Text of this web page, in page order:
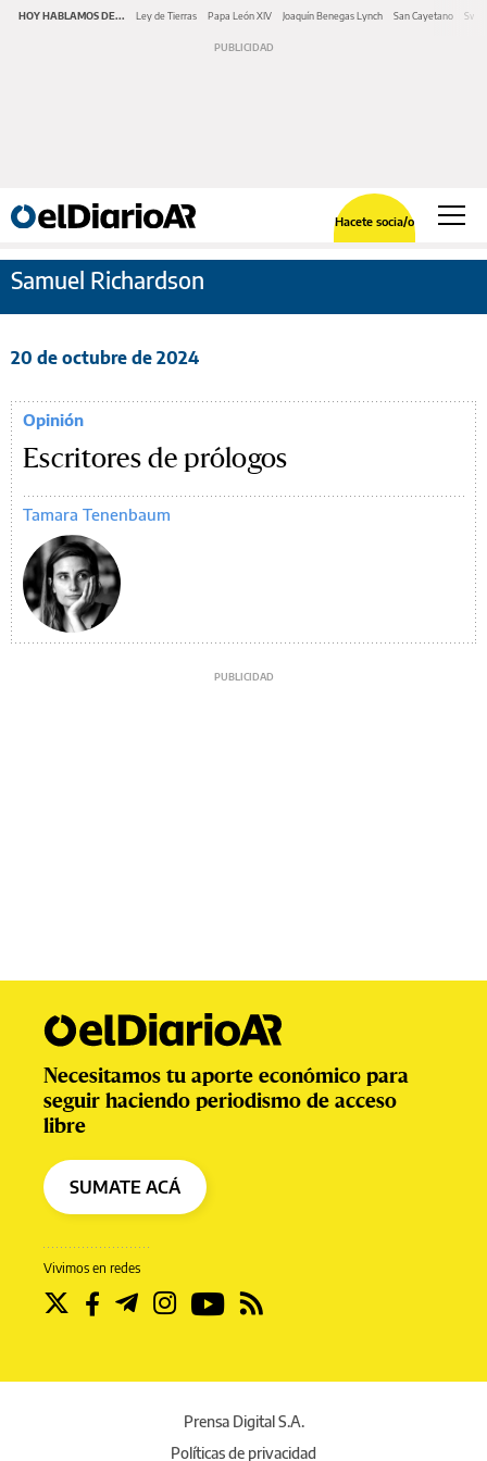
HOY HABLAMOS DE... Ley de Tierras Papa León XIV Joaquín Benegas Lynch San Cayetano
Hacete socia/o
Samuel Richardson
20 de octubre de 2024
Opinión
Escritores de prólogos
Tamara Tenenbaum
Vivimos en redes
Necesitamos tu aporte económico para
seguir haciendo periodismo de acceso
libre
SUMATE ACÁ
Prensa Digital S.A.
Políticas de privacidad